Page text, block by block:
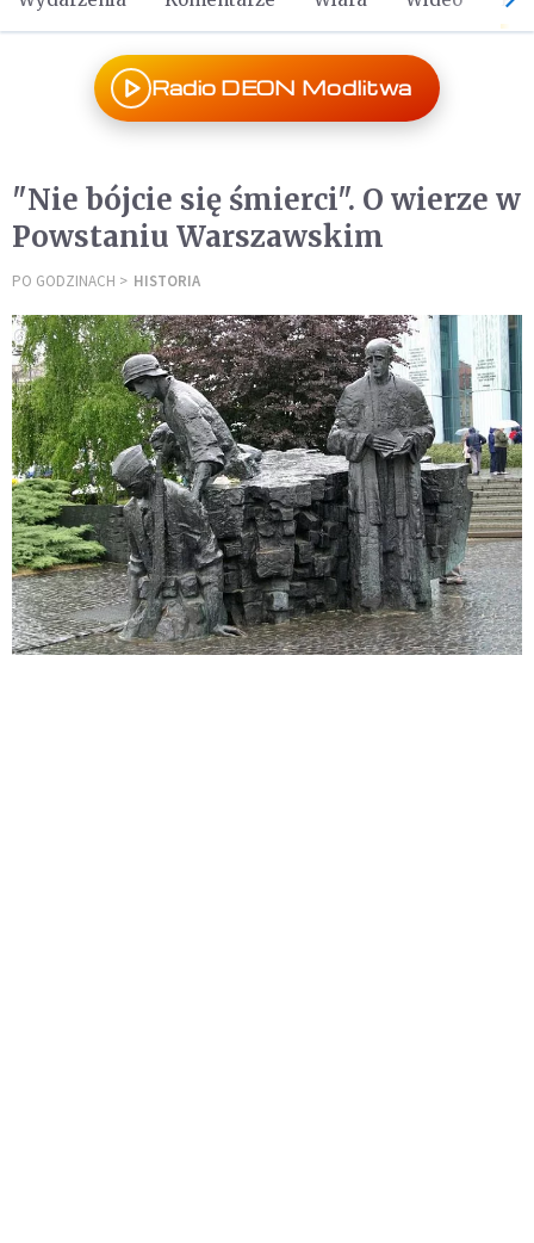
Radio DEON Modlitwa
"Nie bójcie się śmierci". O wierze w
Powstaniu Warszawskim
PO GODZINACH HISTORIA